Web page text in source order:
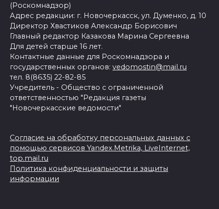
(Роскомнадзор)
Адрес редакции: г. Новочеркасск, ул. Думенко, д. 10
Директор Хвастиков Александр Борисович
Главный редактор Казакова Марина Сергеевна
Для детей старше 16 лет.
Контактные данные для Роскомнадзора и
государственных органов: vedomostin@mail.ru
тел. 8(8635) 22-82-85
Учредитель - Общество с ограниченной
ответственностью "Редакция газеты
"Новочеркасские ведомости"
Согласие на обработку персональных данных с
помощью сервисов Yandex.Metrika, LiveInternet,
top.mail.ru
Политика конфиденциальности и защиты
информации